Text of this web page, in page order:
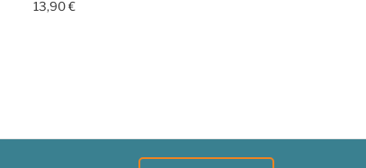
13,90€